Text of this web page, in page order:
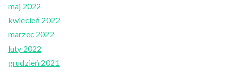
maj 2022
kwiecień 2022
marzec 2022
luty 2022
grudzień 2021